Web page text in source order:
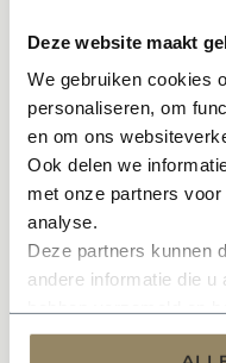
Deze website maakt
We gebruiken cookies
personaliseren, om
en om ons
Ook delen we
met onze partners
analyse.
Deze partners kunnen
andere informatie die
services.
Op voorraad
Luikvastzetter type 2